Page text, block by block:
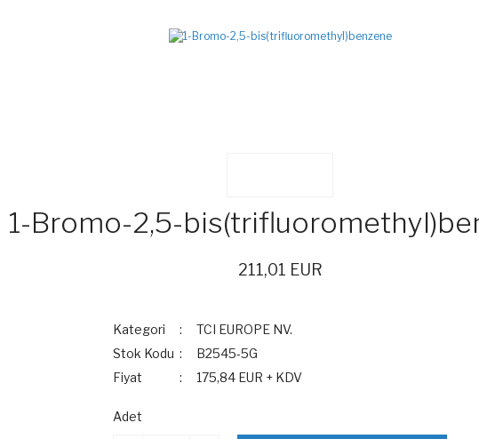
1-Bromo-2,5-
211,01 EUR
Kategori
TCI EUROPE NV.
Stok Kodu
B2545-5G
Fiyat
175,84 EUR + KDV
Adet